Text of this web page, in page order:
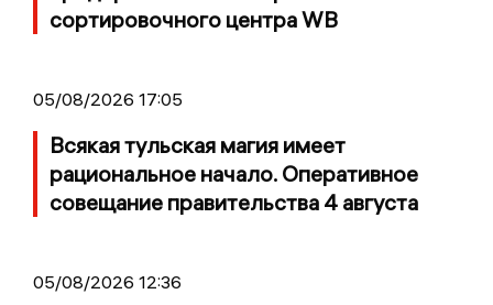
сортировочного центра WB
05/08/2026 17:05
Всякая тульская магия имеет
рациональное начало. Оперативное
совещание правительства 4 августа
05/08/2026 12:36